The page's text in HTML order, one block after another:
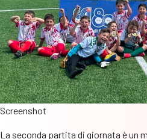
Screenshot
La seconda partita di giornata è un